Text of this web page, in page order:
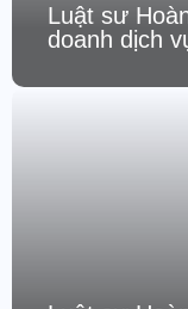
Luật sư
doanh dịch